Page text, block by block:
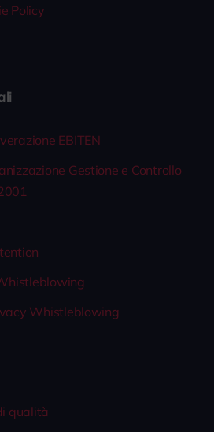
Policy
EBITEN
Gestione e Controllo
Whistleblowing
qualità